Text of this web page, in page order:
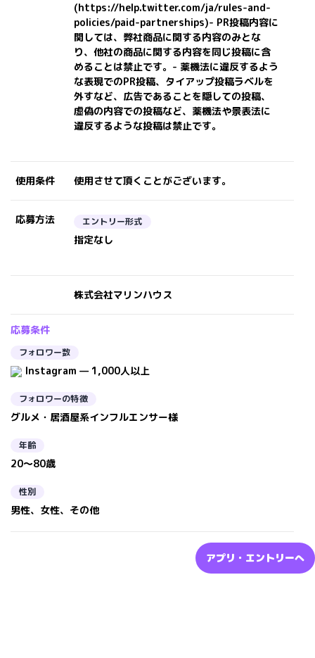
(https://help.twitter.com/ja/rules-and-
policies/paid-partnerships)- PR投稿内容に
関しては、弊社商品に関する内容のみとな
り、他社の商品に関する内容を同じ投稿に含
めることは禁止です。- 薬機法に違反するよう
な表現でのPR投稿、タイアップ投稿ラベルを
外すなど、広告であることを隠しての投稿、
虚偽の内容での投稿など、薬機法や景表法に
違反するような投稿は禁止です。
使用条件 使用させて頂くことがございます。
応募方法 エントリー形式
指定なし
株式会社マリンハウス
応募条件
フォロワー数
Instagram — 1,000人以上
フォロワーの特徴
グルメ・居酒屋系インフルエンサー様
年齢
20～80歳
性別
男性、女性、その他
アプリ・エントリーへ